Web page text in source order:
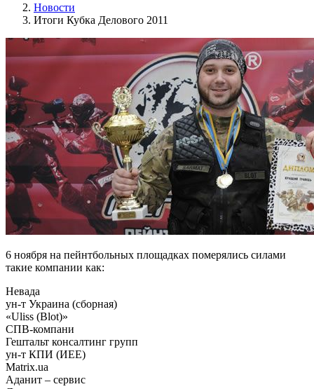
Новости
Итоги Кубка Делового 2011
6 ноября на пейнтбольных площадках померялись силами
такие компании как:
Невада
ун-т Украина (сборная)
«Uliss (Blot)»
СПВ-компани
Гештальт консалтинг групп
ун-т КПИ (ИЕЕ)
Matrix.ua
Аданит – сервис